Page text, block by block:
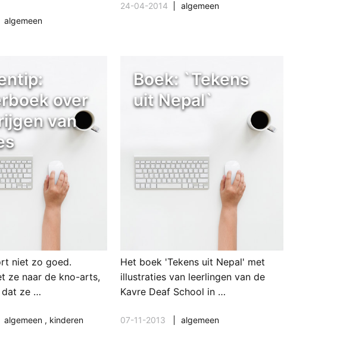
algemeen
24-04-2014 algemeen
over
van
niet zo goed.
ze naar de kno-arts,
ze …
algemeen , kinderen
Boek: `Tekens
uit Nepal`
Het boek 'Tekens uit Nepal' met
illustraties van leerlingen van de
Kavre Deaf School in …
07-11-2013 algemeen